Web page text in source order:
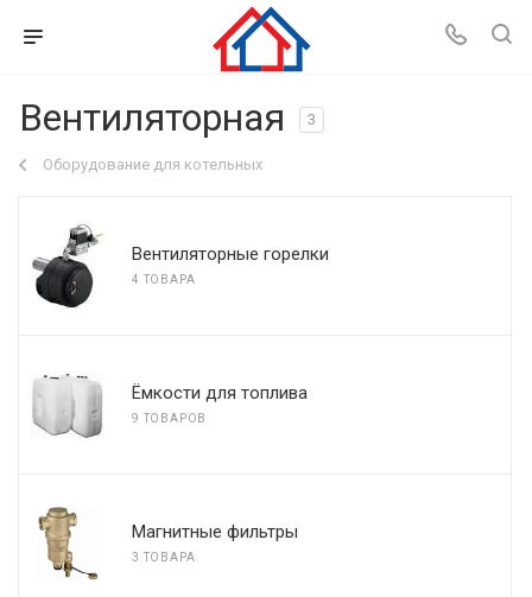
Вентиляторная 3
Оборудование для котельных
Вентиляторные горелки
4 ТОВАРА
Ёмкости для топлива
9 ТОВАРОВ
Магнитные фильтры
3 ТОВАРА